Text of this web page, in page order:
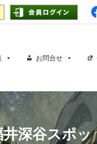
お問合せ
深谷スポッ